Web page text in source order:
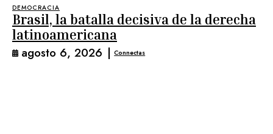
DEMOCRACIA
Brasil, la batalla decisiva de la derecha
latinoamericana
agosto 6, 2026 | Connectas